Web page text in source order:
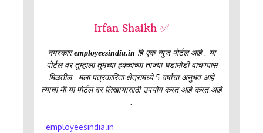
Irfan Shaikh ✅
नमस्कारemployeesindia.in हि एक न्युज पोर्टल आहे . या
पोर्टल वर तुम्हाला तुमच्या हक्काच्या ताज्या घडामोडी वाचण्यास
मिळतील . मला पत्रकारिता क्षेत्रामध्ये 5 वर्षाचा अनुभव आहे
त्याचा मी या पोर्टल वर लिखाणासाठी उपयोग करत आहे करत आहे
.
employeesindia.in